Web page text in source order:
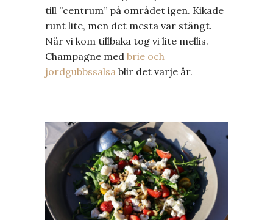
till ”centrum” på området igen. Kikade
runt lite, men det mesta var stängt.
När vi kom tillbaka tog vi lite mellis.
Champagne med brie och
jordgubbssalsa blir det varje år.